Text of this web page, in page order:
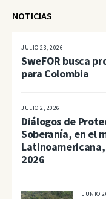
NOTICIAS
JULIO 23, 2026
SweFOR busca
para Colombia
JULIO 2, 2026
Diálogos de
Soberanía, en el
2026
JUNIO